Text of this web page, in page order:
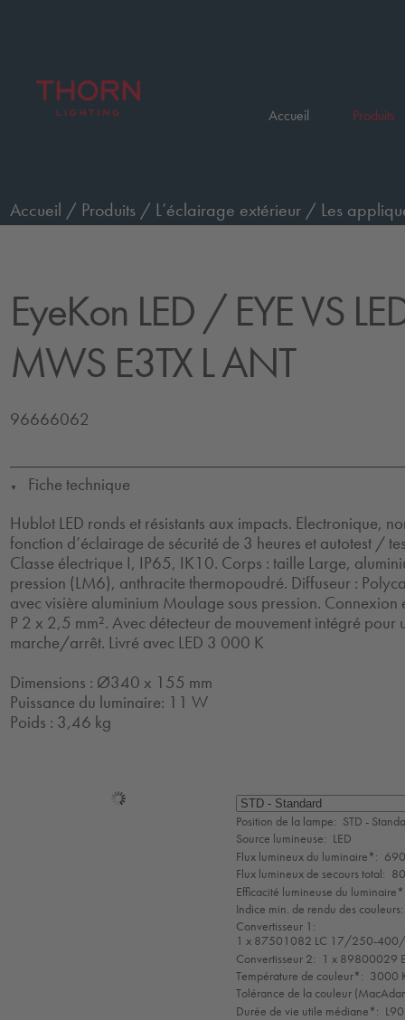
Accueil Produits
Accueil / Produits / L’éclairage extérieur / Les
EyeKon LED / EYE VS
MWS E3TX L ANT
96666062
▼
Fiche technique
Hublot LED ronds et résistants aux impacts. Electronique,
fonction d’éclairage de sécurité de 3 heures et autotest /
Classe électrique I, IP65, IK10. Corps : taille Large,
pression (LM6), anthracite thermopoudré. Diffuseur :
avec visière aluminium Moulage sous pression.
P 2 x 2,5 mm². Avec détecteur de mouvement intégré pour
marche/arrêt. Livré avec LED 3 000 K
Dimensions : Ø340 x 155 mm
Puissance du luminaire: 11 W
Poids : 3,46 kg
Sélection
de
mode
Position de la lampe: STD -
Source lumineuse: LED
Flux lumineux du luminaire*:
Flux lumineux de secours total:
Efficacité lumineuse du
Indice min. de rendu des couleurs:
Convertisseur 1:
1 x 87501082 LC 17/250-400/
Convertisseur 2: 1 x 89800029
Température de couleur*: 3000
Tolérance de la couleur
Durée de vie utile médiane*: